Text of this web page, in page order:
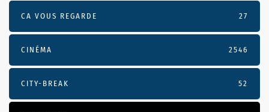
CA VOUS REGARDE 27
CINÉMA 2546
CITY-BREAK 52